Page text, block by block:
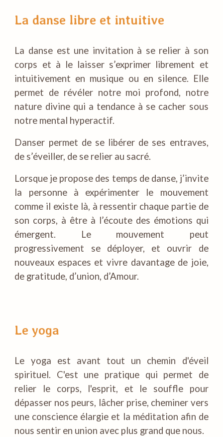
La danse libre et intuitive
La danse est une invitation à se relier à son
corps et à le laisser s’exprimer librement et
intuitivement en musique ou en silence. Elle
permet de révéler notre moi profond, notre
nature divine qui a tendance à se cacher sous
notre mental hyperactif.
Danser permet de se libérer de ses entraves,
de s’éveiller, de se relier au sacré.
Lorsque je propose des temps de danse, j’invite
la personne à expérimenter le mouvement
comme il existe là, à ressentir chaque partie de
son corps, à être à l’écoute des émotions qui
émergent. Le mouvement peut
progressivement se déployer, et ouvrir de
nouveaux espaces et vivre davantage de joie,
de gratitude, d’union, d’Amour.
Le yoga
Le yoga est avant tout un chemin d'éveil
spirituel. C'est une pratique qui permet de
relier le corps, l'esprit, et le souffle pour
dépasser nos peurs, lâcher prise, cheminer vers
une conscience élargie et la méditation afin de
nous sentir en union avec plus grand que nous.